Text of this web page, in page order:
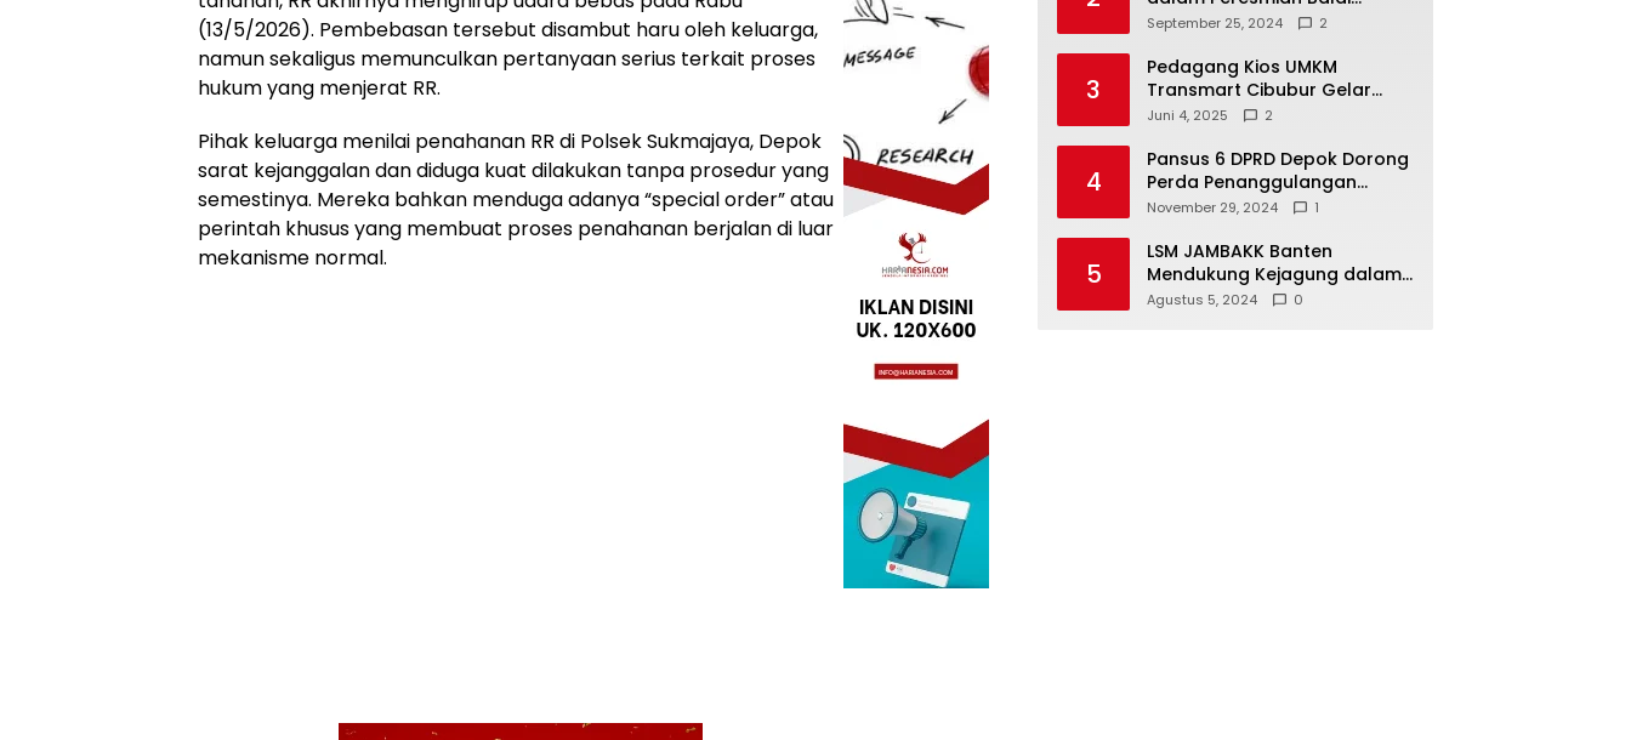
(13/5/2026). Pembebasan tersebut disambut haru oleh keluarga,
namun sekaligus memunculkan pertanyaan serius terkait proses
hukum yang menjerat RR.
Pihak keluarga menilai penahanan RR di Polsek Sukmajaya, Depok
sarat kejanggalan dan diduga kuat dilakukan tanpa prosedur yang
semestinya. Mereka bahkan menduga adanya “special order” atau
perintah khusus yang membuat proses penahanan berjalan di luar
mekanisme normal.
Warga di Sukamaju : Wadah
Aspirasi Masyarakat
September 25, 2024 2
3
Pedagang Kios UMKM
Transmart Cibubur Gelar
Family Gathering di Cisarua,
Kekompakan
Juni 4, 2025 2
4
Pansus 6 DPRD Depok Dorong
Perda Penanggulangan
Kebakaran untuk
November 29, 2024 1
5
LSM JAMBAKK Banten
Mendukung Kejagung dalam
Investigasi Terhadap
Agustus 5, 2024 0